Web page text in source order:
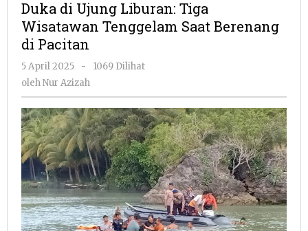
Liburan:
Tiga
di
Pacitan
Duka di Ujung Liburan: Tiga
Wisatawan Tenggelam Saat Berenang
di Pacitan
5 April 2025
oleh
Nur
-
1069 Dilihat
olehNur Azizah